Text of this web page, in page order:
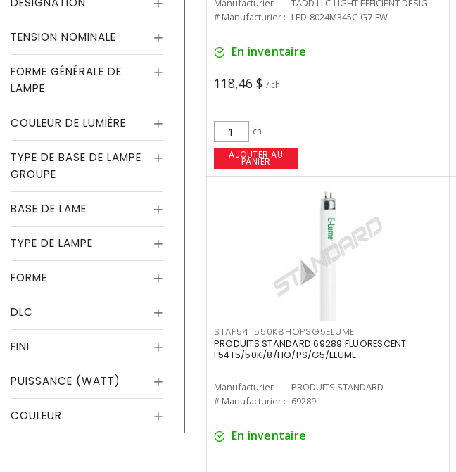
TENSION NOMINALE
FORME GÉNÉRALE DE
LAMPE
COULEUR DE LUMIÈRE
TYPE DE BASE DE LAMPE
GROUPE
BASE DE LAME
TYPE DE LAMPE
FORME
DLC
FINI
PUISSANCE (WATT)
COULEUR
Manufacturier :
TADD LLC-LIGHT EFFICIENT DESIG
# Manufacturier : LED-8024M345C-G7-FW
En inventaire
118,46 $ / ch
ch
AJOUTER AU
PANIER
STAF54T550K8HOPSG5ELUME
PRODUITS STANDARD 69289 FLUORESCENT
F54T5/50K/8/HO/PS/G5/ELUME
Manufacturier :
PRODUITS STANDARD
# Manufacturier : 69289
En inventaire